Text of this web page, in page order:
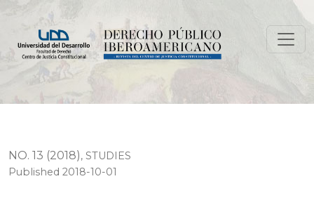
The influence of Margaret Sanger and
NO. 13 (2018), STUDIES
Published 2018-10-01